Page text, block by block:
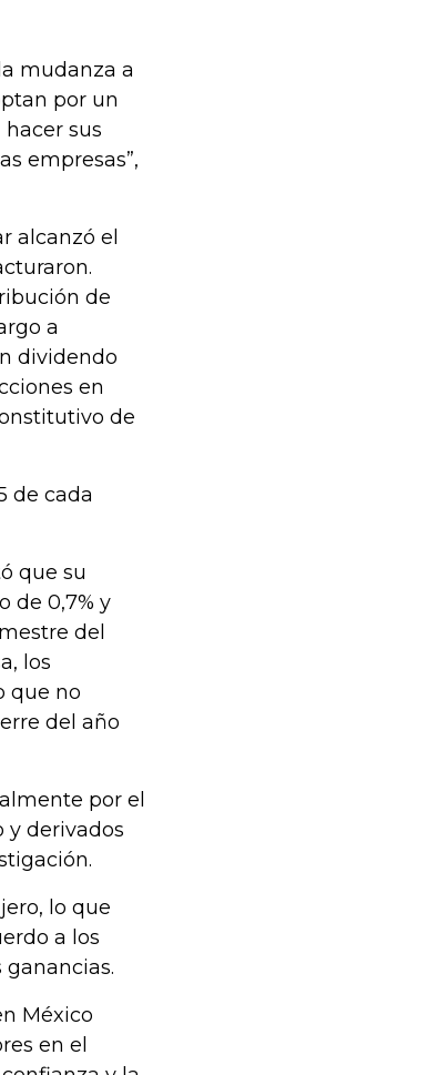
mudanza a
por un
sus
empresas”,
alcanzó el
de
a
dividendo
en
de
de cada
que su
de 0,7% y
del
los
que no
del año
por el
y derivados
lo que
a los
México
en el